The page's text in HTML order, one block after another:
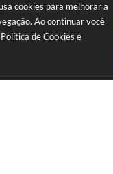
cookies para melhorar a
Ao continuar você
Política de Cookies e